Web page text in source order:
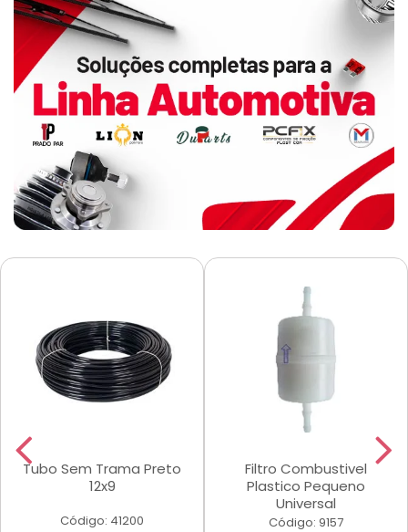
Tubo Sem Trama Preto
12x9
Código: 41200
Filtro Combustivel
Plastico Pequeno
Universal
Código: 9157